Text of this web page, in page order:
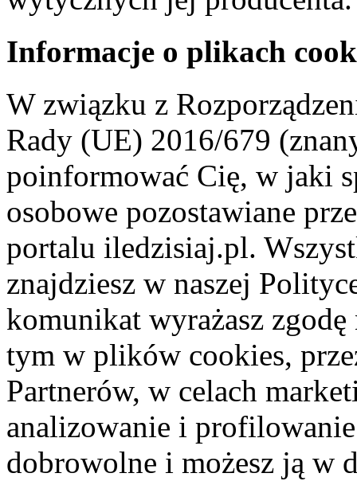
Informacje o plikach
W związku z
Rady (UE) 2016/679
poinformować Cię, w jaki
osobowe pozostawiane
portalu iledzisiaj.pl.
znajdziesz w naszej
komunikat wyrażasz
tym w plików cookies,
Partnerów, w celach
analizowanie i
dobrowolne i możesz ją w